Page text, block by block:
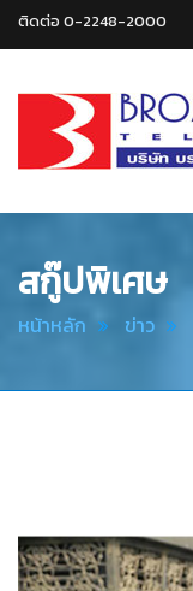
ติดต่อ 0-2248-2000
Thai
สกู๊ปพิเศษ
หน้าหลัก ข่าว